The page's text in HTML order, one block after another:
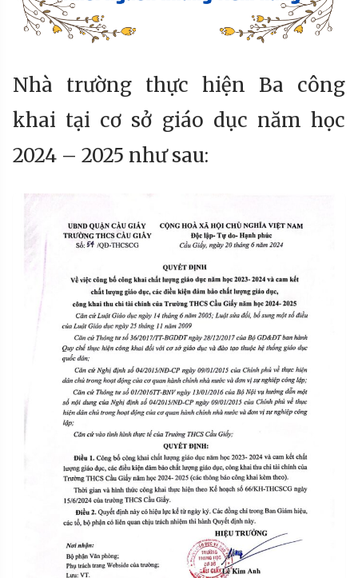
Nhà trường thực hiện Ba công
khai tại cơ sở giáo dục năm học
2024 – 2025 như sau: